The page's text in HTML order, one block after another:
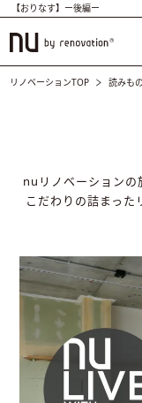
【おりなす】ー後編ー
リノベーションTOP 読みもの
nuリノベーションの
こだわりの詰まっ